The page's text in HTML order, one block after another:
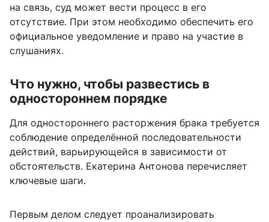
на связь, суд может вести процесс в его
отсутствие. При этом необходимо обеспечить его
официальное уведомление и право на участие в
слушаниях.
Что нужно, чтобы развестись в
одностороннем порядке
Для одностороннего расторжения брака требуется
соблюдение определённой последовательности
действий, варьирующейся в зависимости от
обстоятельств. Екатерина Антонова перечисляет
ключевые шаги.
Первым делом следует проанализировать